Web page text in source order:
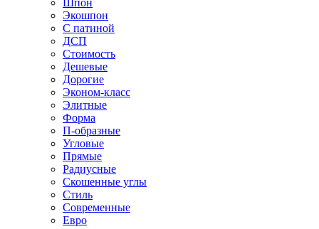
Шпон
Экошпон
С патиной
ДСП
Стоимость
Дешевые
Дорогие
Эконом-класс
Элитные
Форма
П-образные
Угловые
Прямые
Радиусные
Скошенные углы
Стиль
Современные
Евро